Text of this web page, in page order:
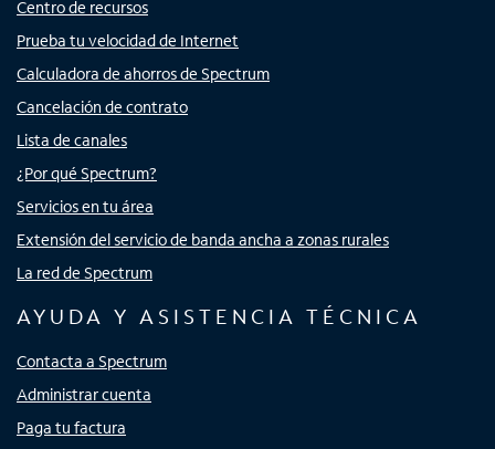
Centro de recursos
Prueba tu velocidad de Internet
Calculadora de ahorros de Spectrum
Cancelación de contrato
Lista de canales
¿Por qué Spectrum?
Servicios en tu área
Extensión del servicio de banda ancha a zonas rurales
La red de Spectrum
AYUDA Y ASISTENCIA TÉCNICA
Contacta a Spectrum
Administrar cuenta
Paga tu factura